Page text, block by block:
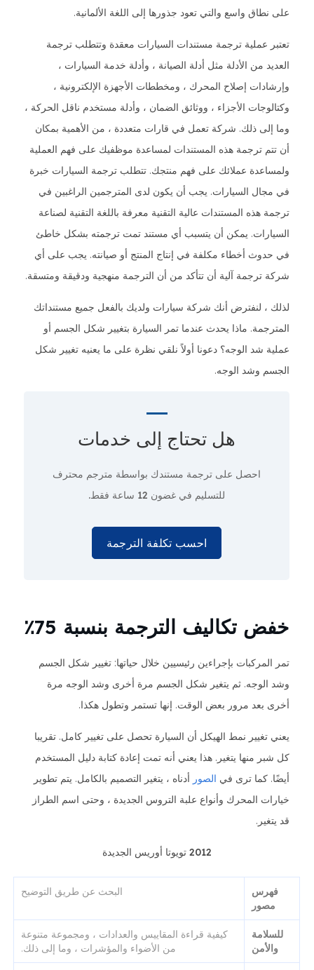
على نطاق واسع والتي تعود جذورها إلى اللغة الألمانية.
تعتبر عملية ترجمة مستندات السيارات معقدة وتتطلب ترجمة
العديد من الأدلة مثل أدلة الصيانة ، وأدلة خدمة السيارات ،
وإرشادات إصلاح المحرك ، ومخططات الأجهزة الإلكترونية ،
وكتالوجات الأجزاء ، ووثائق الضمان ، وأدلة مستخدم ناقل الحركة ،
وما إلى ذلك. شركة تعمل في قارات متعددة ، من الأهمية بمكان
أن تتم ترجمة هذه المستندات لمساعدة موظفيك على فهم العملية
ولمساعدة عملائك على فهم منتجك. تتطلب ترجمة السيارات خبرة
في مجال السيارات. يجب أن يكون لدى المترجمين الراغبين في
ترجمة هذه المستندات عالية التقنية معرفة باللغة التقنية لصناعة
السيارات. يمكن أن يتسبب أي مستند تمت ترجمته بشكل خاطئ
في حدوث أخطاء مكلفة في إنتاج المنتج أو صيانته. يجب على أي
شركة ترجمة آلية أن تتأكد من أن الترجمة منهجية ودقيقة ومتسقة.
لذلك ، لنفترض أنك شركة سيارات ولديك بالفعل جميع مستنداتك
المترجمة. ماذا يحدث عندما تمر السيارة بتغيير شكل الجسم أو
عملية شد الوجه؟ دعونا أولاً نلقي نظرة على ما يعنيه تغيير شكل
الجسم وشد الوجه.
هل تحتاج إلى خدمات
احصل على ترجمة مستندك بواسطة مترجم محترف
للتسليم في غضون 12 ساعة فقط.
احسب تكلفة الترجمة
خفض تكاليف الترجمة بنسبة 75٪
تمر المركبات بإجراءين رئيسيين خلال حياتها: تغيير شكل الجسم
وشد الوجه. ثم يتغير شكل الجسم مرة أخرى وشد الوجه مرة
أخرى بعد مرور بعض الوقت. إنها تستمر وتطول هكذا.
يعني تغيير نمط الهيكل أن السيارة تحصل على تغيير كامل. تقريبا
كل شبر منها يتغير. هذا يعني أنه تمت إعادة كتابة دليل المستخدم
أيضًا. كما ترى في الصور أدناه ، يتغير التصميم بالكامل. يتم تطوير
خيارات المحرك وأنواع علبة التروس الجديدة ، وحتى اسم الطراز
قد يتغير.
2012 تويوتا أوريس الجديدة
فهرس
مصور
البحث عن طريق التوضيح
للسلامة
والأمن
كيفية قراءة المقاييس والعدادات ، ومجموعة متنوعة
من الأضواء والمؤشرات ، وما إلى ذلك.